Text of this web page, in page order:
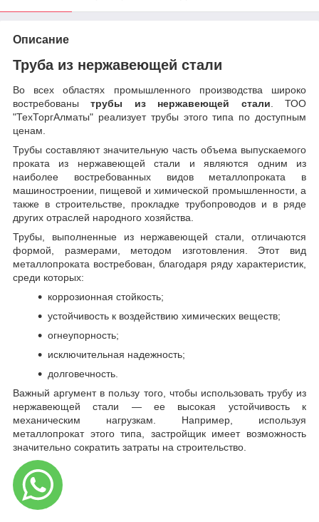
Описание
Труба из нержавеющей стали
Во всех областях промышленного производства широко
востребованытрубы из нержавеющей стали. ТОО
"ТехТоргАлматы" реализует трубы этого типа по доступным
ценам.
Трубы составляют значительную часть объема выпускаемого
проката из нержавеющей стали и являются одним из
наиболее востребованных видов металлопроката в
машиностроении, пищевой и химической промышленности, а
также в строительстве, прокладке трубопроводов и в ряде
других отраслей народного хозяйства.
Трубы, выполненные из нержавеющей стали, отличаются
формой, размерами, методом изготовления. Этот вид
металлопроката востребован, благодаря ряду характеристик,
среди которых:
коррозионная стойкость;
устойчивость к воздействию химических веществ;
огнеупорность;
исключительная надежность;
долговечность.
Важный аргумент в пользу того, чтобы использовать трубу из
нержавеющей стали — ее высокая устойчивость к
механическим нагрузкам. Например, используя
металлопрокат этого типа, застройщик имеет возможность
значительно сократить затраты на строительство.